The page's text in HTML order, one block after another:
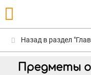
Назад в раздел
Предметы